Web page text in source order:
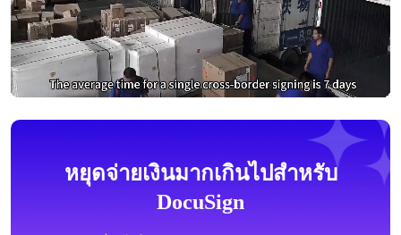
หยุดจ่ายเงินมากเกินไปสำหรับ
DocuSign